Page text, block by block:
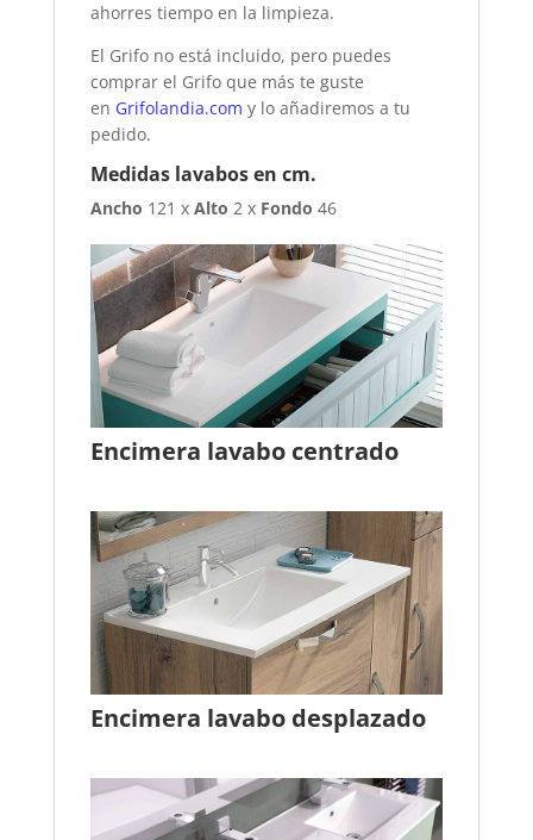
ahorres tiempo en la limpieza.
El Grifo no está incluido, pero puedes
comprar el Grifo que más te guste
en Grifolandia.com y lo añadiremos a tu
pedido.
Medidas lavabos en cm.
Ancho 121 x Alto 2 x Fondo 46
Encimera lavabo centrado
Encimera lavabo desplazado